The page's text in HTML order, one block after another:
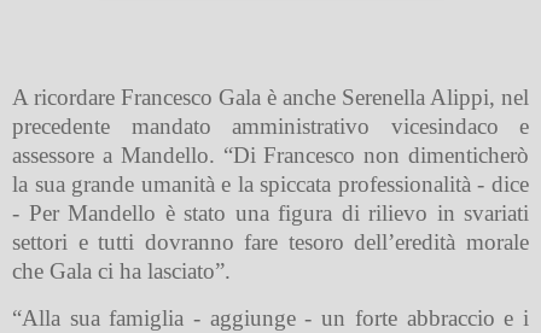
A ricordare Francesco Gala è anche Serenella Alippi, nel
precedente mandato amministrativo vicesindaco e
assessore a Mandello. “Di Francesco non dimenticherò
la sua grande umanità e la spiccata professionalità - dice
- Per Mandello è stato una figura di rilievo in svariati
settori e tutti dovranno fare tesoro dell’eredità morale
che Gala ci ha lasciato”.
“Alla sua famiglia - aggiunge - un forte abbraccio e i